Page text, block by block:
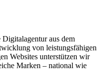
aus dem
von leistungsfähigen
Websites unterstützen wir
Marken – national wie